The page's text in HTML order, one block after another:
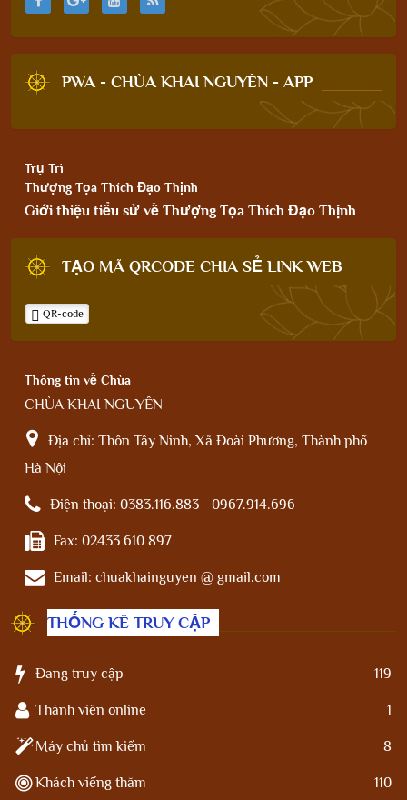
PWA - CHÙA KHAI NGUYÊN - APP
Trụ Trì
Thượng Tọa Thích Đạo Thịnh
Giới thiệu tiểu sử về Thượng Tọa Thích Đạo Thịnh
TẠO MÃ QRCODE CHIA SẺ LINK WEB
QR-code
Thông tin về Chùa
CHÙA KHAI NGUYÊN
Địa chỉ: Thôn Tây Ninh, Xã Đoài Phương, Thành phố
Hà Nội
Điện thoại: 0383.116.883 - 0967.914.696
Fax: 02433 610 897
Email: chuakhainguyen @ gmail.com
THỐNG KÊ TRUY CẬP
Đang truy cập 119
Thành viên online 1
Máy chủ tìm kiếm 8
Khách viếng thăm 110